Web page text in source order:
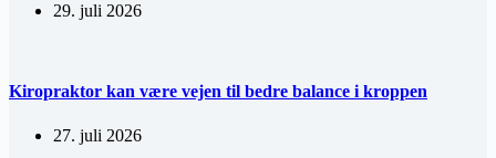
29. juli 2026
Kiropraktor kan være vejen til bedre balance i kroppen
27. juli 2026